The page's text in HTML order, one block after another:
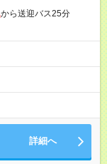
から送迎バス25分
詳細へ